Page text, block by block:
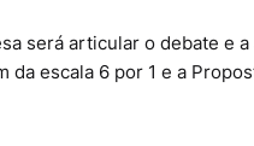
será articular o debate e
escala 6 por 1 e a